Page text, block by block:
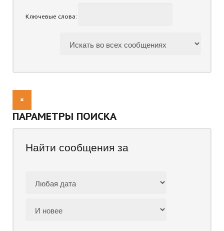
Ключевые слова:
ПАРАМЕТРЫ ПОИСКА
Найти сообщения за